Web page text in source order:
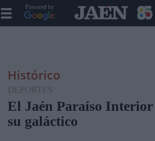
Powered by
Histórico
DEPORTES
El Jaén Paraíso
su galáctico